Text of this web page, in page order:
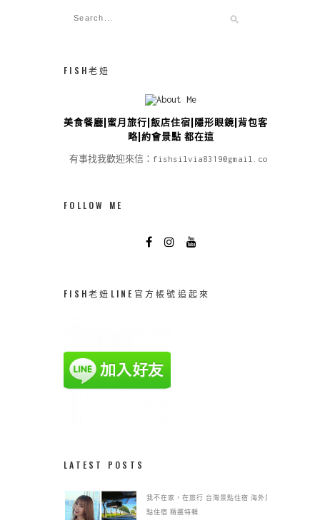
FISH老妞
美食餐廳|蜜月旅行|飯店住宿|隱形眼鏡|背包客攻
略|約會景點 都在這
有事找我歡迎來信：fishsilvia8319@gmail.com
FOLLOW ME
FISH老妞LINE官方帳號追起來
LATEST POSTS
我不在家，在旅行 台灣景點住宿 海外景
點住宿 精選特輯